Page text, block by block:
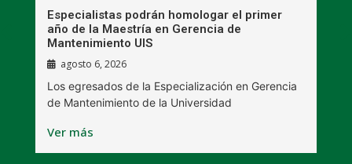
Especialistas podrán homologar el primer
año de la Maestría en Gerencia de
Mantenimiento UIS
agosto 6, 2026
Los egresados de la Especialización en Gerencia
de Mantenimiento de la Universidad
Ver más